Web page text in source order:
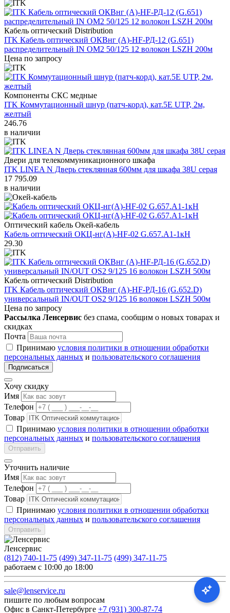
Кабель оптический Distribution
ITK Кабель оптический ОКВнг (А)-HF-РД-12 (G.651)
распределительный IN OM2 50/125 12 волокон LSZH 200м
Цена по запросу
Компоненты СКС медные
ITK Коммутационный шнур (патч-корд), кат.5Е UTP, 2м,
желтый
246.76
в наличии
Двери для телекоммуникационного шкафа
ITK LINEA N Дверь стеклянная 600мм для шкафа 38U серая
17 795.09
в наличии
Оптический кабель Окей-кабель
Кабель оптический ОКЦ-нг(А)-HF-02 G.657.A1-1кН
29.30
Кабель оптический Distribution
ITK Кабель оптический ОКВнг (А)-HF-РД-16 (G.652.D)
универсальный IN/OUT OS2 9/125 16 волокон LSZH 500м
Цена по запросу
Рассылка Ленсервис без спама, сообщим о новых товарах и
скидках
Почта
Принимаю условия политики в отношении обработки
персональных данных и пользовательского соглашения
Подписаться
Хочу скидку
Имя
Телефон
Товар
Принимаю условия политики в отношении обработки
персональных данных и пользовательского соглашения
Отправить
Уточнить наличие
Имя
Телефон
Товар
Принимаю условия политики в отношении обработки
персональных данных и пользовательского соглашения
Отправить
Ленсервис
(812) 740-11-75 (499) 347-11-75 (499) 347-11-75
работаем с 10:00 до 18:00
sale@lenservice.ru
пишите по любым вопросам
Офис в Санкт-Петербурге +7 (931) 300-87-74